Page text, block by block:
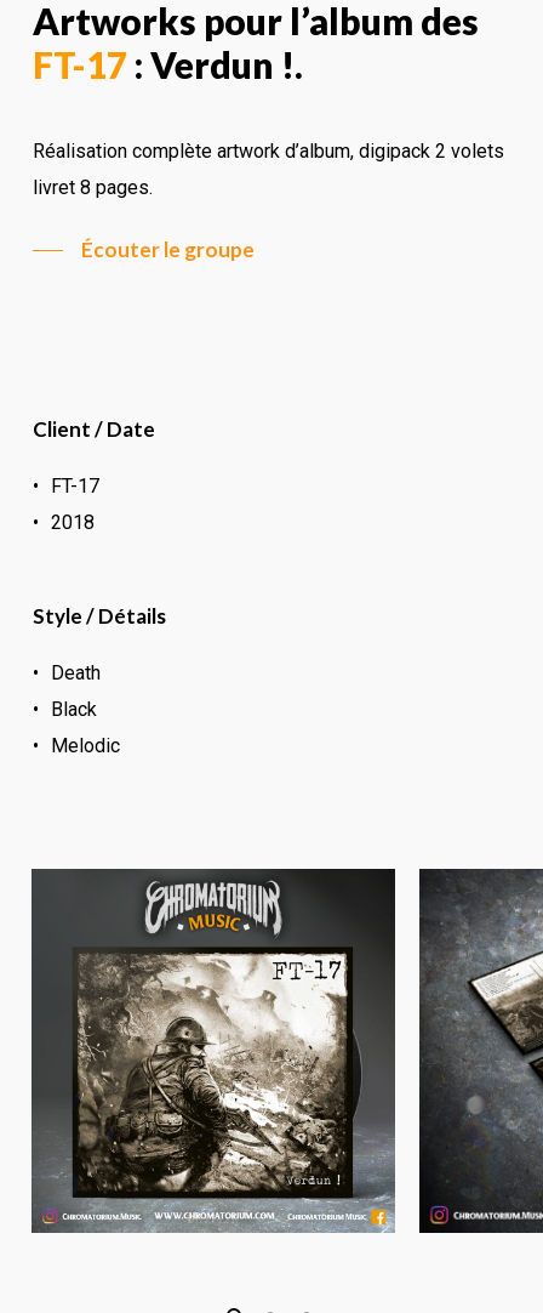
Artworks pour l’album des
FT-17 : Verdun !.
Réalisation complète artwork d’album, digipack 2 volets
livret 8 pages.
Écouter le groupe
Client / Date
FT-17
2018
Style / Détails
Death
Black
Melodic